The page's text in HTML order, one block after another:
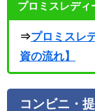
プロミスレディ
⇒プロミスレ
資の流れ】
コンビニ・